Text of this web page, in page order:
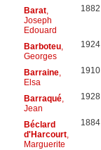
Barat,
Joseph
Edouard
1882
Barboteu,
Georges
1924
Barraine,
Elsa
1910
Barraqué,
Jean
1928
Béclard
d'Harcourt,
Marguerite
1884